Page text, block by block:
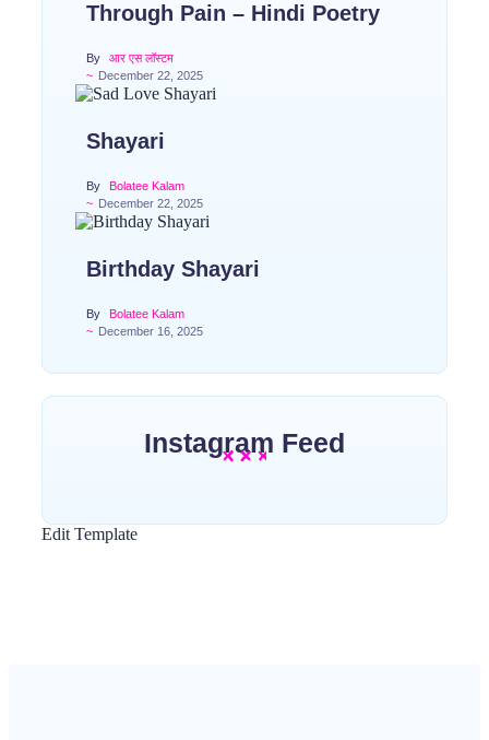
Through Pain – Hindi Poetry
By
आर एस लॉस्टम
~ December 22, 2025
Shayari
By
Bolatee Kalam
~ December 22, 2025
Birthday Shayari
By
Bolatee Kalam
~ December 16, 2025
Instagram Feed
Edit Template